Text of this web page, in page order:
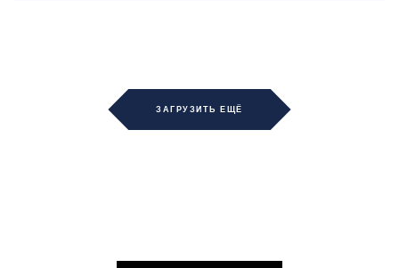
ЗАГРУЗИТЬ ЕЩЁ